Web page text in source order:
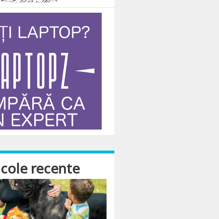
recente